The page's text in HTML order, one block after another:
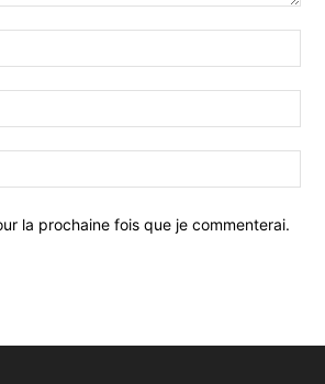
la prochaine fois que je commenterai.